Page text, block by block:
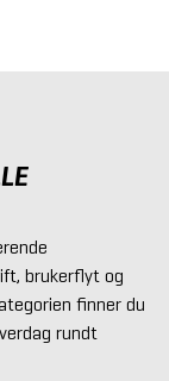
brukerflyt og
finner du
rundt